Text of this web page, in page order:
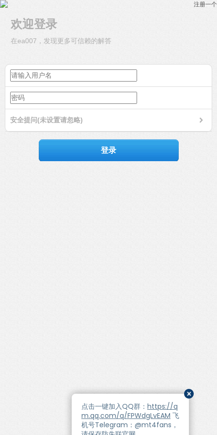
注册一个
欢迎登录
在ea007，发现更多可信赖的解答
安全提问(未设置请忽略)
登录